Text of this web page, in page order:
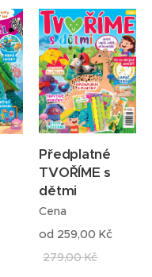
Předplatné
TVOŘÍME s
dětmi
Cena
od 259,00 Kč
279,00Kč